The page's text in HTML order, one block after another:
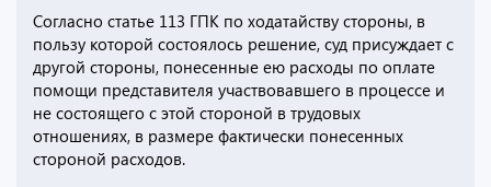
Согласно статье 113 ГПК по ходатайству стороны, в
пользу которой состоялось решение, суд присуждает с
другой стороны, понесенные ею расходы по оплате
помощи представителя участвовавшего в процессе и
не состоящего с этой стороной в трудовых
отношениях, в размере фактически понесенных
стороной расходов.